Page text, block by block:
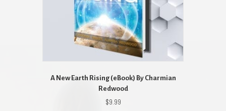
A New Earth Rising (eBook) By Charmian
Redwood
$9.99